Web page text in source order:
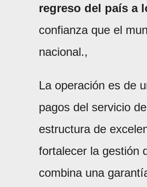
regreso del país a
confianza que el
nacional.,
La operación es de
pagos del servicio
estructura de
fortalecer la gestión
combina una